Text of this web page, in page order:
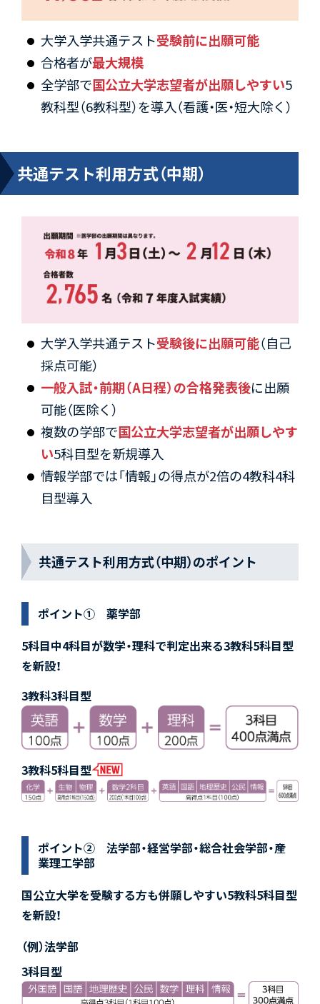
大学入学共通テスト受験前に出願可能
合格者が最大規模
全学部で国公立大学志望者が出願しやすい5
教科型（6教科型）を導入（看護・医・短大除く）
共通テスト利用方式（中期）
大学入学共通テスト受験後に出願可能（自己
採点可能）
一般入試・前期（A日程）の合格発表後に出願
可能（医除く）
複数の学部で国公立大学志望者が出願しやす
い5科目型を新規導入
情報学部では「情報」の得点が2倍の4教科4科
目型導入
共通テスト利用方式（中期）のポイント
ポイント① 薬学部
5科目中4科目が数学・理科で判定出来る3教科5科目型
を新設！
3教科3科目型
3教科5科目型
ポイント② 法学部・経営学部・総合社会学部・産
業理工学部
国公立大学を受験する方も併願しやすい5教科5科目型
を新設！
（例）法学部
3科目型